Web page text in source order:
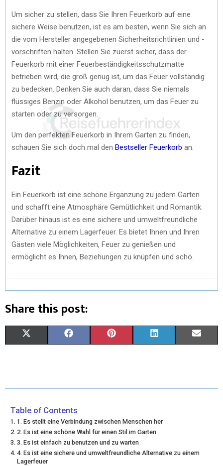
Um sicher zu stellen, dass Sie Ihren Feuerkorb auf eine
sichere Weise benutzen, ist es am besten, wenn Sie sich an
die vom Hersteller angegebenen Sicherheitsrichtlinien und -
vorschriften halten. Stellen Sie zuerst sicher, dass der
Feuerkorb mit einer Feuerbeständigkeitsschutzmatte
betrieben wird, die groß genug ist, um das Feuer vollständig
zu bedecken. Denken Sie auch daran, dass Sie niemals
flüssiges Benzin oder Alkohol benutzen, um das Feuer zu
starten oder zu versorgen.
Um den perfekten Feuerkorb in Ihrem Garten zu finden,
schauen Sie sich doch mal den Bestseller Feuerkorb an.
Fazit
Ein Feuerkorb ist eine schöne Ergänzung zu jedem Garten
und schafft eine Atmosphäre Gemütlichkeit und Romantik.
Darüber hinaus ist es eine sichere und umweltfreundliche
Alternative zu einem Lagerfeuer. Es bietet Ihnen und Ihren
Gästen viele Möglichkeiten, Feuer zu genießen und
ermöglicht es Ihnen, Beziehungen zu knüpfen und schö.
Share this post:
W
T
T
E
E
O
O
T
R
E
K I
Table of Contents
1. Es stellt eine Verbindung zwischen Menschen her
2. Es ist eine schöne Wahl für einen Stil im Garten
3. Es ist einfach zu benutzen und zu warten
4. Es ist eine sichere und umweltfreundliche Alternative zu einem
Lagerfeuer